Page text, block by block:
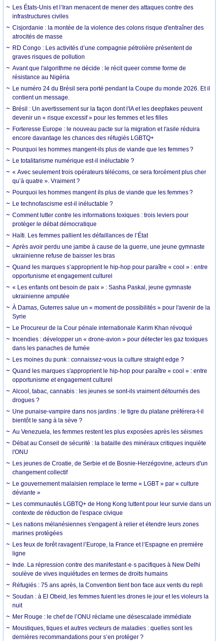
Les États-Unis et l’Iran menacent de mener des attaques contre des
infrastructures civiles
Cisjordanie : la montée de la violence des colons risque d'entraîner des
atrocités de masse
RD Congo : Les activités d’une compagnie pétrolière présentent de
graves risques de pollution
Avant que l'algorithme ne décide : le récit queer comme forme de
résistance au Nigéria
Le numéro 24 du Brésil sera porté pendant la Coupe du monde 2026. Et il
contient un message.
Brésil : Un avertissement sur la façon dont l'IA et les deepfakes peuvent
devenir un « risque excessif » pour les femmes et les filles
Forteresse Europe : le nouveau pacte sur la migration et l'asile réduira
encore davantage les chances des réfugiés LGBTQ+
Pourquoi les hommes mangent-ils plus de viande que les femmes ?
Le totalitarisme numérique est-il inéluctable ?
« Avec seulement trois opérateurs télécoms, ce sera forcément plus cher
qu’à quatre ». Vraiment ?
Pourquoi les hommes mangent ils plus de viande que les femmes ?
Le technofascisme est-il inéluctable ?
Comment lutter contre les informations toxiques : trois leviers pour
protéger le débat démocratique
Haïti. Les femmes pallient les défaillances de l’État
Après avoir perdu une jambe à cause de la guerre, une jeune gymnaste
ukrainienne refuse de baisser les bras
Quand les marques s’approprient le hip-hop pour paraître « cool » : entre
opportunisme et engagement culturel
« Les enfants ont besoin de paix » : Sasha Paskal, jeune gymnaste
ukrainienne amputée
À Damas, Guterres salue un « moment de possibilités » pour l'avenir de la
Syrie
Le Procureur de la Cour pénale internationale Karim Khan révoqué
Incendies : développer un « drone-avion » pour détecter les gaz toxiques
dans les panaches de fumée
Les moines du punk : connaissez-vous la culture straight edge ?
Quand les marques s'approprient le hip-hop pour paraître « cool » : entre
opportunisme et engagement culturel
Alcool, tabac, cannabis : les jeunes se sont-ils vraiment détournés des
drogues ?
Une punaise-vampire dans nos jardins : le tigre du platane préférera-t-il
bientôt le sang à la sève ?
Au Venezuela, les femmes restent les plus exposées après les séismes
Débat au Conseil de sécurité : la bataille des minéraux critiques inquiète
l'ONU
Les jeunes de Croatie, de Serbie et de Bosnie-Herzégovine, acteurs d'un
changement collectif
Le gouvernement malaisien remplace le terme « LGBT » par « culture
déviante »
Les communautés LGBTQ+ de Hong Kong luttent pour leur survie dans un
contexte de réduction de l'espace civique
Les nations mélanésiennes s'engagent à relier et étendre leurs zones
marines protégées
Les feux de forêt ravagent l’Europe, la France et l’Espagne en première
ligne
Inde. La répression contre des manifestant·e·s pacifiques à New Delhi
soulève de vives inquiétudes en termes de droits humains
Réfugiés : 75 ans après, la Convention tient bon face aux vents du repli
Soudan : à El Obeid, les femmes fuient les drones le jour et les violeurs la
nuit
Mer Rouge : le chef de l’ONU réclame une désescalade immédiate
Moustiques, tiques et autres vecteurs de maladies : quelles sont les
dernières recommandations pour s’en protéger ?